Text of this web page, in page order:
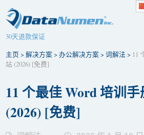
30天退款保证
主页 >解决方案>办公解决方案>词解法 > 11
站 (2026) [免费]
11 个最佳 Word 培训
(2026) [免费]